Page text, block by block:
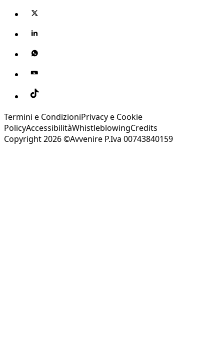
Termini e CondizioniPrivacy e Cookie
PolicyAccessibilitàWhistleblowingCredits
Copyright 2026 ©Avvenire P.Iva 00743840159